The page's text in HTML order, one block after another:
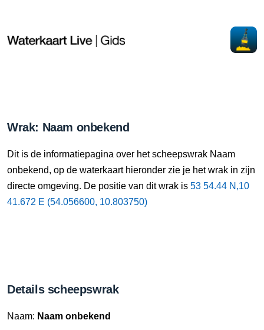
Wrak: Naam onbekend
Dit is de informatiepagina over het scheepswrak Naam
onbekend, op de waterkaart hieronder zie je het wrak in zijn
directe omgeving. De positie van dit wrak is 53 54.44 N,10
41.672 E (54.056600, 10.803750)
Details scheepswrak
Naam: Naam onbekend